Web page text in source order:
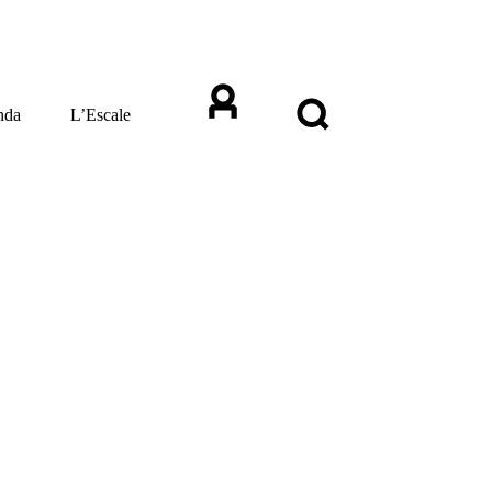
L’Escale